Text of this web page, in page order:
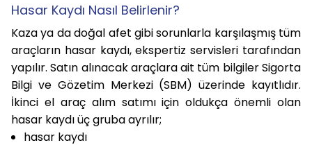
Hasar Kaydı Nasıl Belirlenir?
Kaza ya da doğal afet gibi sorunlarla karşılaşmış tüm
araçların hasar kaydı, ekspertiz servisleri tarafından
yapılır. Satın alınacak araçlara ait tüm bilgiler Sigorta
Bilgi ve Gözetim Merkezi (SBM) üzerinde kayıtlıdır.
İkinci el araç alım satımı için oldukça önemli olan
hasar kaydı üç gruba ayrılır;
hasar kaydı